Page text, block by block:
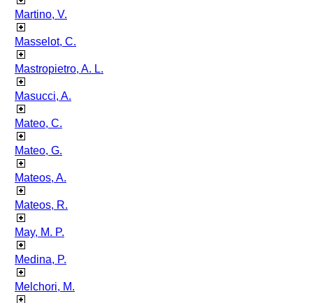
Martino, V.
Masselot, C.
Mastropietro, A. L.
Masucci, A.
Mateo, C.
Mateo, G.
Mateos, A.
Mateos, R.
May, M. P.
Medina, P.
Melchori, M.